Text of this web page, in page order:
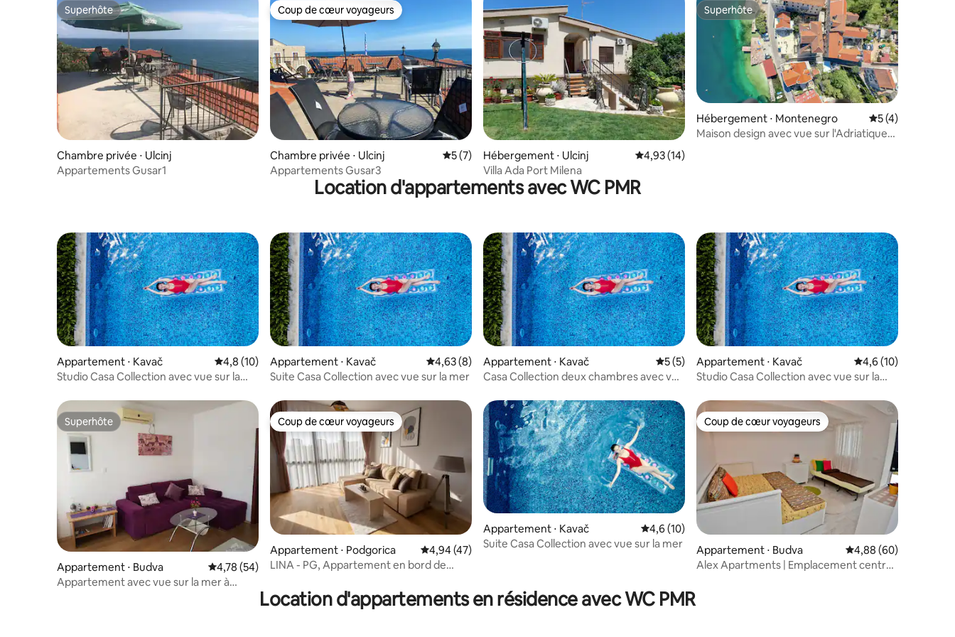
Superhôte
Superhôte
Chambre privée ⋅ Ulcinj
Appartements Gusar1
Coup de cœur voyageurs
Coup de cœur voyageurs
Chambre privée ⋅ Ulcinj Évaluation moyenne sur la base de 7 commentaires : 5 sur 5
5 (7)
Appartements Gusar3
Hébergement ⋅ Ulcinj Évaluation moyenne sur la base de 14 commentaires : 4,93 sur 5
4,93 (14)
Villa Ada Port Milena
Superhôte
Superhôte
Hébergement ⋅ Montenegro Évaluation
5 (4)
Maison design avec vue sur l'Adriatique
Location d'appartements avec WC PMR
Appartement ⋅ Kavač Évaluation moyenne sur la base de 10 commentaires : 4,8 sur 5
4,8 (10)
Studio Casa Collection avec vue sur la
Appartement ⋅ Kavač Évaluation moyenne sur la base de 8 commentaires : 4,63 sur 5
4,63 (8)
Suite Casa Collection avec vue sur la mer
Appartement ⋅ Kavač Évaluation moyenne sur la base de 5 commentaires : 5 sur 5
5 (5)
Casa Collection deux chambres avec vue
Appartement ⋅ Kavač Évaluation
4,6 (10)
Studio Casa Collection avec vue sur la
Superhôte
Superhôte
Appartement ⋅ Budva Évaluation moyenne sur la base de 54 commentaires : 4,78 sur 5
4,78 (54)
Appartement avec vue sur la mer à
Coup de cœur voyageurs
Coup de cœur voyageurs
Appartement ⋅ Podgorica Évaluation moyenne sur la base de 47 commentaires : 4,94 sur 5
4,94 (47)
LINA - PG, Appartement en bord de
Appartement ⋅ Kavač Évaluation moyenne sur la base de 10 commentaires : 4,6 sur 5
4,6 (10)
Suite Casa Collection avec vue sur la mer
Coup de cœur voyageurs
Coup de cœur voyageurs
Appartement ⋅ Budva Évaluation moyenne
4,88 (60)
Alex Apartments | Emplacement central
Location d'appartements en résidence avec WC PMR